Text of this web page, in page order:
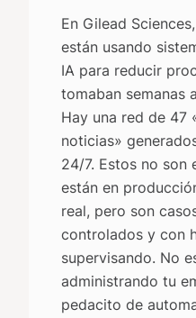
En Gilead
están usando
IA para reducir
tomaban semanas
Hay una red de 47
noticias»
24/7. Estos no son
están en
real, pero son
controlados y con
supervisando. No
administrando tu
pedacito de